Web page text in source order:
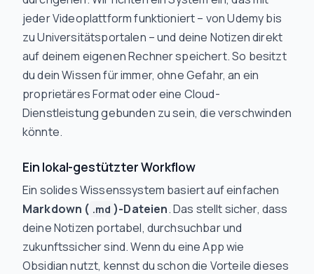
jeder Videoplattform funktioniert – von Udemy bis
zu Universitätsportalen – und deine Notizen direkt
auf deinem eigenen Rechner speichert. So besitzt
du dein Wissen für immer, ohne Gefahr, an ein
proprietäres Format oder eine Cloud-
Dienstleistung gebunden zu sein, die verschwinden
könnte.
Ein lokal-gestützter Workflow
Ein solides Wissenssystem basiert auf einfachen
Markdown ( .md )-Dateien. Das stellt sicher, dass
deine Notizen portabel, durchsuchbar und
zukunftssicher sind. Wenn du eine App wie
Obsidian nutzt, kennst du schon die Vorteile dieses